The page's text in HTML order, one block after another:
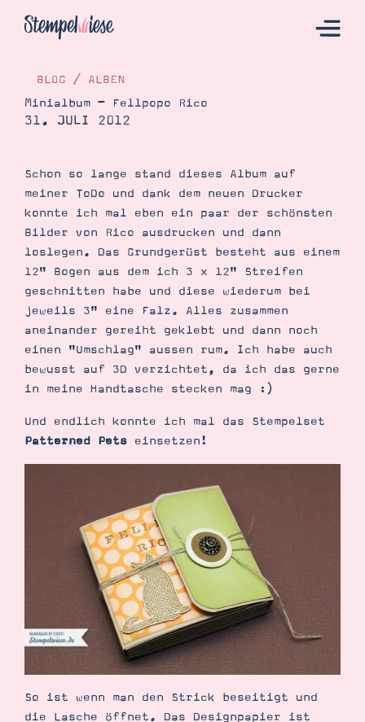
Katalog
Bestellen
Kontakt
Demonstrator werden
Blog
Produkte erklärt
Über mich
Über Stampin’ Up!
Tipps & Tricks
Ordnungstipps
BLOG / ALBEN
Minialbum – Fellpopo Rico
31. JULI 2012
Schon so lange stand dieses Album auf
meiner ToDo und dank dem neuen Drucker
konnte ich mal eben ein paar der schönsten
Bilder von Rico ausdrucken und dann
loslegen. Das Grundgerüst besteht aus einem
12" Bogen aus dem ich 3 x 12" Streifen
geschnitten habe und diese wiederum bei
jeweils 3" eine Falz. Alles zusammen
aneinander gereiht geklebt und dann noch
einen "Umschlag" aussen rum. Ich habe auch
bewusst auf 3D verzichtet, da ich das gerne
in meine Handtasche stecken mag :)
Und endlich konnte ich mal das Stempelset
Patterned Pets einsetzen!
So ist wenn man den Strick beseitigt und
die Lasche öffnet. Das Designpapier ist